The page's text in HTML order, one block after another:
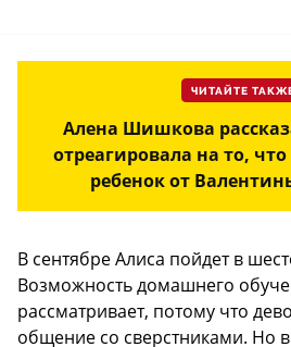
ЧИТАЙТЕ
Алена Шишкова
отреагировала на то,
ребенок от
В сентябре Алиса пойдет в
Возможность домашнего
рассматривает, потому что
общение со сверстниками. Но